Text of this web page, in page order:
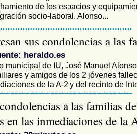
de los espacios y
socio-laboral. Alonso...
sus condolencias a las
heraldo.es
municipal de IU, José Manuel
y amigos de los 2 jóvenes
de la A-2 y del recinto de
a las familias
en las inmediaciones de la